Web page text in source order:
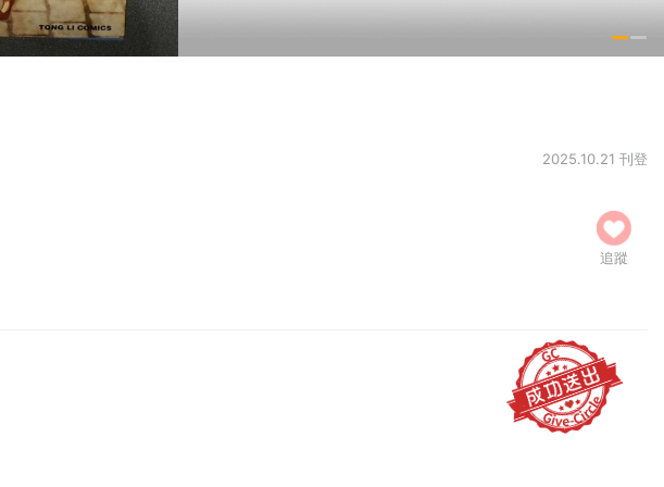
2025.10.21 刊登
追蹤